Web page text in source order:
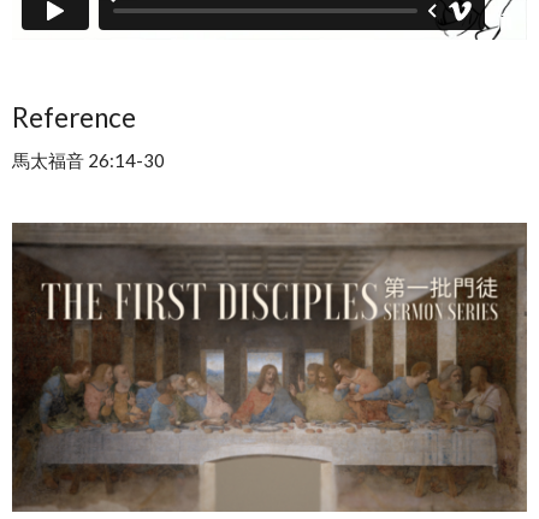
Reference
馬太福音 26:14-30